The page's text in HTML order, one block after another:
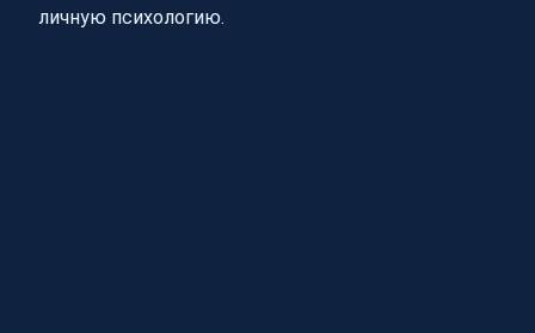
личную психологию.